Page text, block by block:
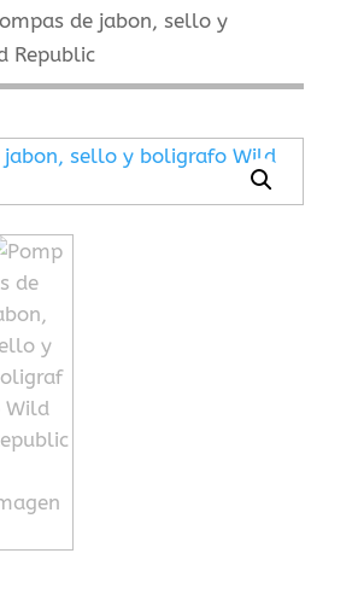
de jabon, sello y
Republic